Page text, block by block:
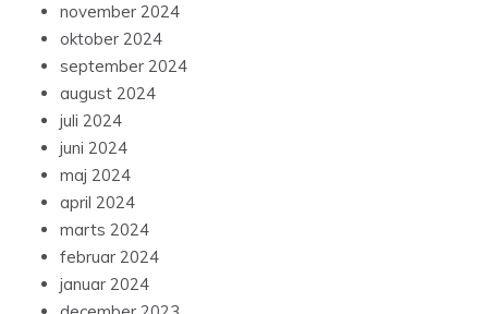
november 2024
oktober 2024
september 2024
august 2024
juli 2024
juni 2024
maj 2024
april 2024
marts 2024
februar 2024
januar 2024